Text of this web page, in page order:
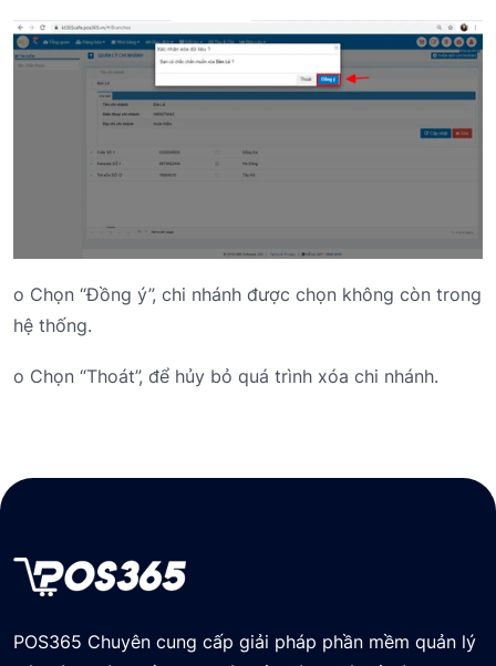
o Chọn “Đồng ý”, chi nhánh được chọn không còn trong
hệ thống.
o Chọn “Thoát”, để hủy bỏ quá trình xóa chi nhánh.
POS365 Chuyên cung cấp giải pháp phần mềm quản lý